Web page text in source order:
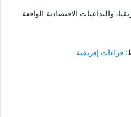
والتداعيات الاقتصادية الواقعة
قراءات إفريقية